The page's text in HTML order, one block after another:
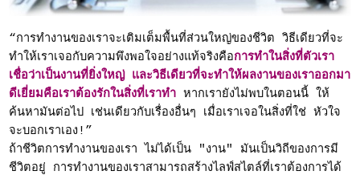
“การทำงานของเราจะเติมเต็มพื้นที่ส่วนใหญ่ของชีวิต วิธีเดียวที่จะ
ทำให้เราเจอกับความพึงพอใจอย่างแท้จริงคือการทำในสิ่งที่ตัวเรา
เชื่อว่าเป็นงานที่ยิ่งใหญ่ และวิธีเดียวที่จะทำให้ผลงานของเราออกมา
ดีเยี่ยมคือเราต้องรักในสิ่งที่เราทำ หากเรายังไม่พบในตอนนี้ ให้
ค้นหามันต่อไป เช่นเดียวกับเรื่องอื่นๆ เมื่อเราเจอในสิ่งที่ใช่ หัวใจ
จะบอกเราเอง!”
ถ้าชีวิตการทำงานของเรา ไม่ได้เป็น "งาน" มันเป็นวิถีของการมี
ชีวิตอยู่ การทำงานของเราสามารถสร้างไลฟ์สไตล์ที่เราต้องการได้